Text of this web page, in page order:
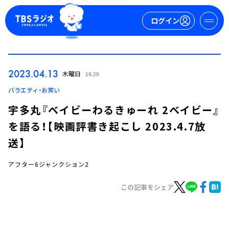
ログイン
ログイン
2023.04.13 木曜日 14:29
バラエティ・お笑い
宇多丸『ベイビーわるきゅーれ 2ベイビー』
を語る！【映画評書き起こし 2023.4.7放
送】
アフター6ジャンクション2
この記事をシェア